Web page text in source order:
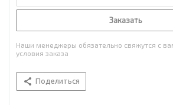
Заказать
Наши менеджеры обязательно свяжутся с
условия заказа
Поделиться